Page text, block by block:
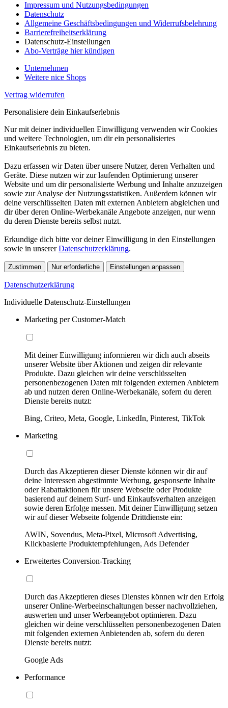
Impressum und Nutzungsbedingungen
Datenschutz
Allgemeine Geschäftsbedingungen und Widerrufsbelehrung
Barrierefreiheitserklärung
Datenschutz-Einstellungen
Abo-Verträge hier kündigen
Unternehmen
Weitere nice Shops
Vertrag widerrufen
Personalisiere dein Einkaufserlebnis
Nur mit deiner individuellen Einwilligung verwenden wir Cookies
und weitere Technologien, um dir ein personalisiertes
Einkaufserlebnis zu bieten.
Dazu erfassen wir Daten über unsere Nutzer, deren Verhalten und
Geräte. Diese nutzen wir zur laufenden Optimierung unserer
Website und um dir personalisierte Werbung und Inhalte anzuzeigen
sowie zur Analyse der Nutzungsstatistiken. Außerdem können wir
deine verschlüsselten Daten mit externen Anbietern abgleichen und
dir über deren Online-Werbekanäle Angebote anzeigen, nur wenn
du deren Dienste bereits selbst nutzt.
Erkundige dich bitte vor deiner Einwilligung in den Einstellungen
sowie in unsererDatenschutzerklärung.
Zustimmen Nur erforderliche Einstellungen anpassen
Datenschutzerklärung
Individuelle Datenschutz-Einstellungen
Marketing per Customer-Match
Mit deiner Einwilligung informieren wir dich auch abseits
unserer Website über Aktionen und zeigen dir relevante
Produkte. Dazu gleichen wir deine verschlüsselten
personenbezogenen Daten mit folgenden externen Anbietern
ab und nutzen deren Online-Werbekanäle, sofern du deren
Dienste bereits nutzt:
Bing, Criteo, Meta, Google, LinkedIn, Pinterest, TikTok
Marketing
Durch das Akzeptieren dieser Dienste können wir dir auf
deine Interessen abgestimmte Werbung, gesponserte Inhalte
oder Rabattaktionen für unsere Webseite oder Produkte
basierend auf deinem Surf- und Einkaufsverhalten anzeigen
sowie deren Erfolge messen. Mit deiner Einwilligung setzen
wir auf dieser Webseite folgende Drittdienste ein:
AWIN, Sovendus, Meta-Pixel, Microsoft Advertising,
Klickbasierte Produktempfehlungen, Ads Defender
Erweitertes Conversion-Tracking
Durch das Akzeptieren dieses Dienstes können wir den Erfolg
unserer Online-Werbeeinschaltungen besser nachvollziehen,
auswerten und unser Werbeangebot optimieren. Dazu
gleichen wir deine verschlüsselten personenbezogenen Daten
mit folgenden externen Anbietenden ab, sofern du deren
Dienste bereits nutzt:
Google Ads
Performance